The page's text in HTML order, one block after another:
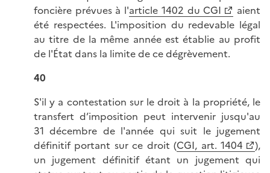
foncière prévues à l'article 1402 du CGI
aient
été respectées. L'imposition du redevable légal
au titre de la même année est établie au profit
de l'État dans la limite de ce dégrèvement.
40
S'il y a contestation sur le droit à la propriété, le
transfert d’imposition peut intervenir jusqu'au
31 décembre de l'année qui suit le jugement
définitif portant sur ce droit (CGI, art. 1404
),
un jugement définitif étant un jugement qui